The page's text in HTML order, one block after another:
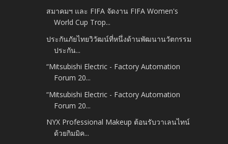
สมาคมฯ และ FIFA จัดงาน FIFA Women's
World Cup Trop...
ประกันภัยไทยวิวัฒน์ที่หนึ่งด้านพัฒนานวัตกรรม
ประกัน...
“Mitsubishi Electric - Factory Automation
Forum 20...
“Mitsubishi Electric - Factory Automation
Forum 20...
NYX Professional Makeup ต้อนรับวาเลนไทน์
ด้วยกิมมิค...